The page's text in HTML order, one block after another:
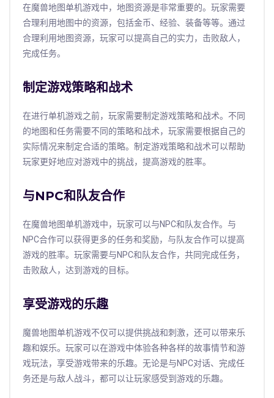
在魔兽地图单机游戏中，地图资源是非常重要的。玩家需要
合理利用地图中的资源，包括金币、经验、装备等等。通过
合理利用地图资源，玩家可以提高自己的实力，击败敌人，
完成任务。
制定游戏策略和战术
在进行单机游戏之前，玩家需要制定游戏策略和战术。不同
的地图和任务需要不同的策略和战术，玩家需要根据自己的
实际情况来制定合适的策略。制定游戏策略和战术可以帮助
玩家更好地应对游戏中的挑战，提高游戏的胜率。
与NPC和队友合作
在魔兽地图单机游戏中，玩家可以与NPC和队友合作。与
NPC合作可以获得更多的任务和奖励，与队友合作可以提高
游戏的胜率。玩家需要与NPC和队友合作，共同完成任务，
击败敌人，达到游戏的目标。
享受游戏的乐趣
魔兽地图单机游戏不仅可以提供挑战和刺激，还可以带来乐
趣和娱乐。玩家可以在游戏中体验各种各样的故事情节和游
戏玩法，享受游戏带来的乐趣。无论是与NPC对话、完成任
务还是与敌人战斗，都可以让玩家感受到游戏的乐趣。